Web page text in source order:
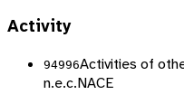
Activity
94996Activities of
n.e.c.NACE